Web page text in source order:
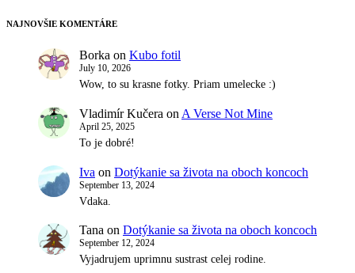
NAJNOVŠIE KOMENTÁRE
Borka on Kubo fotil
July 10, 2026
Wow, to su krasne fotky. Priam umelecke :)
Vladimír Kučera on A Verse Not Mine
April 25, 2025
To je dobré!
Iva on Dotýkanie sa života na oboch koncoch
September 13, 2024
Vdaka.
Tana on Dotýkanie sa života na oboch koncoch
September 12, 2024
Vyjadrujem uprimnu sustrast celej rodine.